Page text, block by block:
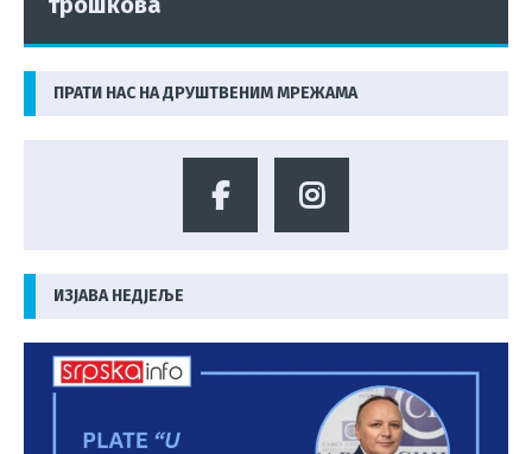
ПРАТИ НАС НА ДРУШТВЕНИМ МРЕЖАМА
ИЗЈАВА НЕДЈЕЉЕ